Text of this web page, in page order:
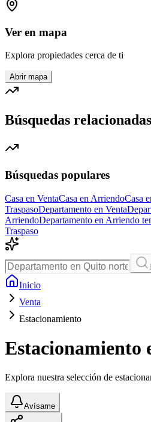
Ver en mapa
Explora propiedades cerca de ti
Abrir mapa
Búsquedas relacionadas
Búsquedas populares
Casa en VentaCasa en ArriendoCasa
TraspasoDepartamento en Venta
ArriendoDepartamento en Arriendo
Traspaso
Inicio
Venta
Estacionamiento
Estacionamiento
Explora nuestra selección de
Avísame